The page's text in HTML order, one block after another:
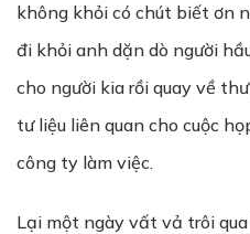
không khỏi có chút biết ơn
đi khỏi anh dặn dò người
cho người kia rồi quay về
tư liệu liên quan cho cuộc
công ty làm việc.
Lại một ngày vất vả trôi